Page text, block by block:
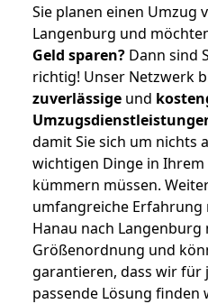
Sie planen einen Umzug
Langenburg und
Geld sparen? Dann sind
richtig! Unser Netzwerk
zuverlässige und
damit Sie sich um nichts
wichtigen Dinge in Ihrem
kümmern müssen.
umfangreiche Erfahrung
Hanau nach
Größenordnung und
garantieren, dass wir für
passende Lösung finden